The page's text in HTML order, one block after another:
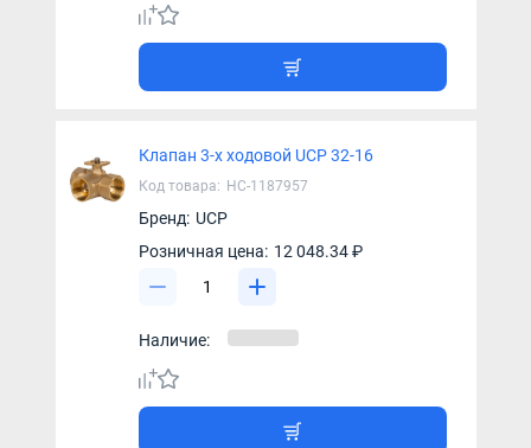
Клапан 3-х ходовой UCP 32-16
Код товара: НС-1187957
Бренд: UCP
Розничная цена: 12 048.34 ₽
Наличие: